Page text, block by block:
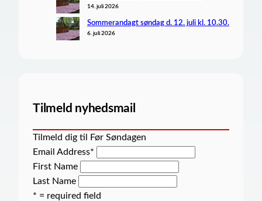
14. juli 2026
Sommerandagt søndag d. 12. juli kl. 10.30.
6. juli 2026
Tilmeld nyhedsmail
Tilmeld dig til Før Søndagen
Email Address*
First Name
Last Name
* = required field